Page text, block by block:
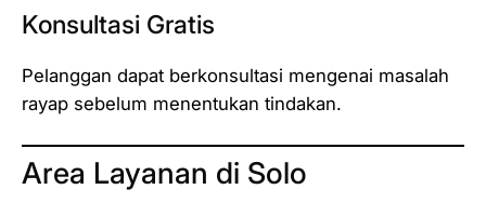
Konsultasi Gratis
Pelanggan dapat berkonsultasi mengenai masalah
rayap sebelum menentukan tindakan.
Area Layanan di Solo